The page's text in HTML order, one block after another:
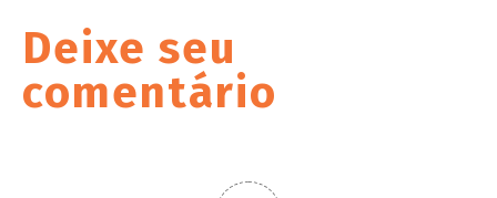
Deixe seu
comentário